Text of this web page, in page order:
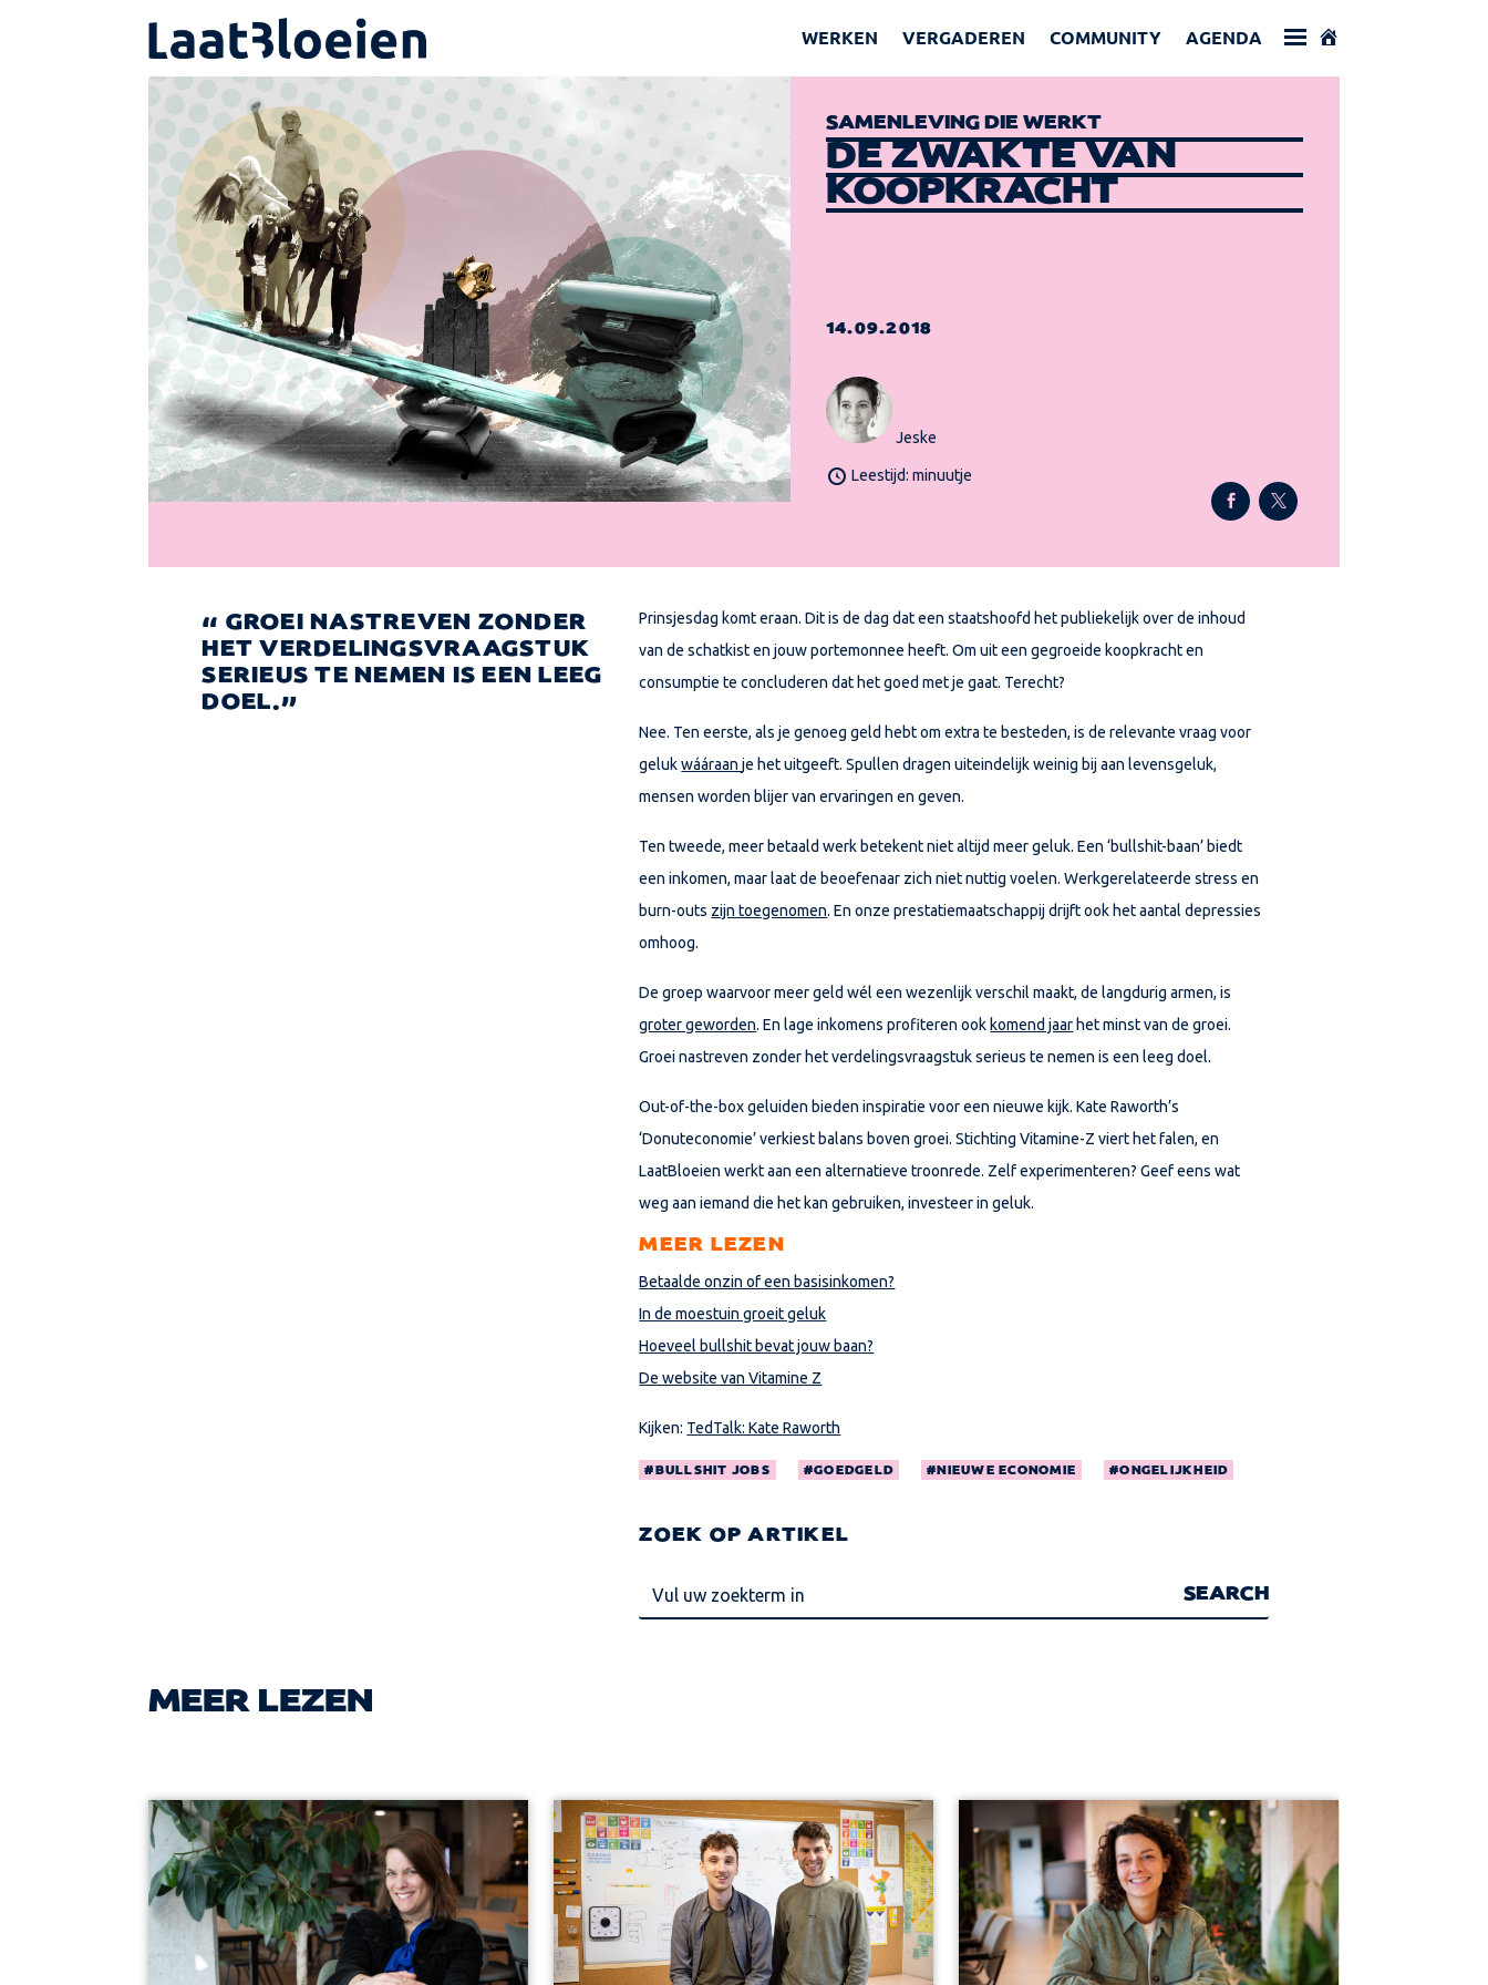
WERKEN VERGADEREN COMMUNITY AGENDA
SAMENLEVING DIE WERKT
DE ZWAKTE VAN
KOOPKRACHT
14.09.2018
Jeske
Leestijd: minuutje
GROEI NASTREVEN ZONDER
HET VERDELINGSVRAAGSTUK
SERIEUS TE NEMEN IS EEN LEEG
DOEL.
Prinsjesdag komt eraan. Dit is de dag dat een staatshoofd het publiekelijk over de inhoud
van de schatkist en jouw portemonnee heeft. Om uit een gegroeide koopkracht en
consumptie te concluderen dat het goed met je gaat. Terecht?
Nee. Ten eerste, als je genoeg geld hebt om extra te besteden, is de relevante vraag voor
gelukwááraanje het uitgeeft. Spullen dragen uiteindelijk weinig bij aan levensgeluk,
mensen worden blijer van ervaringen en geven.
Ten tweede, meer betaald werk betekent niet altijd meer geluk. Een ‘bullshit-baan’ biedt
een inkomen, maar laat de beoefenaar zich niet nuttig voelen. Werkgerelateerde stress en
burn-outs zijn toegenomen. En onze prestatiemaatschappij drijft ook het aantal depressies
omhoog.
De groep waarvoor meer geld wél een wezenlijk verschil maakt, de langdurig armen, is
groter geworden. En lage inkomens profiteren ook komend jaar het minst van de groei.
Groei nastreven zonder het verdelingsvraagstuk serieus te nemen is een leeg doel.
Out-of-the-box geluiden bieden inspiratie voor een nieuwe kijk. Kate Raworth’s
‘Donuteconomie’ verkiest balans boven groei. StichtingVitamine-Z viert het falen, en
LaatBloeien werkt aan een alternatieve troonrede. Zelf experimenteren? Geef eens wat
weg aan iemand die het kan gebruiken, investeer in geluk.
MEER LEZEN
Betaalde onzin of een basisinkomen?
In de moestuin groeit geluk
Hoeveel bullshit bevat jouw baan?
De website van Vitamine Z
Kijken: TedTalk: Kate Raworth
BULLSHIT JOBS GOEDGELD NIEUWE ECONOMIE ONGELIJKHEID
ZOEK OP ARTIKEL
MEER LEZEN